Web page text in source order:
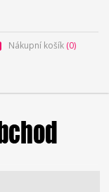
Nákupní košík (0)